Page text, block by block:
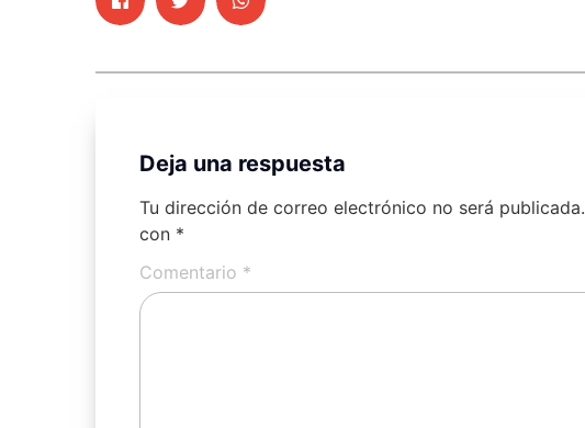
Deja una respuesta
Tu dirección de correo electrónico no será publicada.
con *
Comentario *